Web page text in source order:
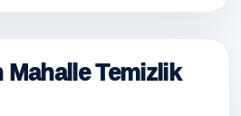
Mahalle Temizlik